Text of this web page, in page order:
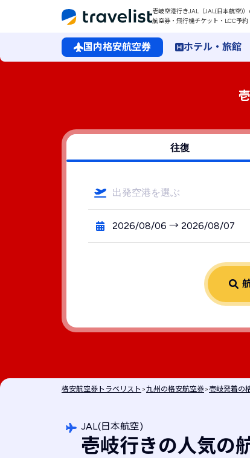
壱岐空港行きJAL（JAL(日本航空)
航空券・飛行機チケット・LCC予約
国内格安航空券 ホテル・旅館
往復
出発空港を選ぶ
2026/08/06 → 2026/08/07
格安航空券トラベリスト >九州の格安航空券> 壱岐発着の
JAL(日本航空)
壱岐行きの人気の